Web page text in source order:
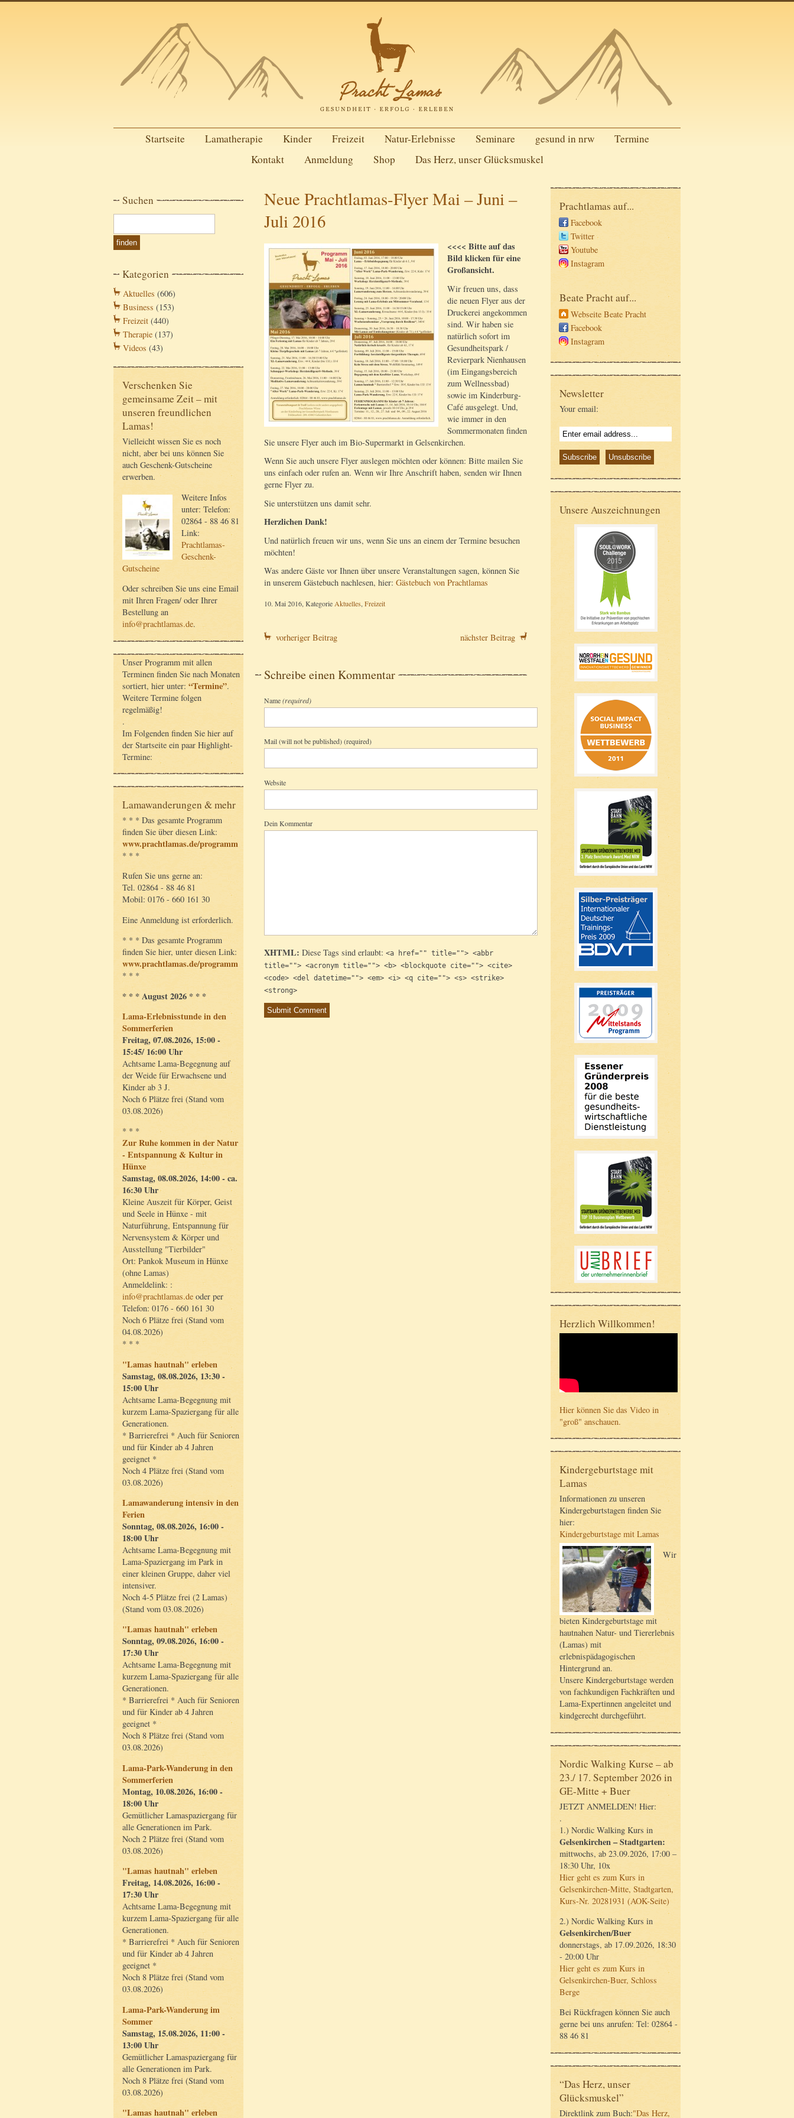
Startseite Lamatherapie Kinder Freizeit Natur-Erlebnisse Seminare gesund in nrw
Termine
Kontakt
Anmeldung Shop Das Herz, unser Glücksmuskel
Suchen
Kategorien
Aktuelles (606)
Business (153)
Freizeit (440)
Therapie (137)
Videos (43)
Verschenken Sie
gemeinsame Zeit – mit
unseren freundlichen
Lamas!
Vielleicht wissen Sie es noch
nicht, aber bei uns können Sie
auch Geschenk-Gutscheine
erwerben.
Weitere Infos
unter: Telefon:
02864 - 88 46 81
Link:
Prachtlamas-
Geschenk-
Gutscheine
Oder schreiben Sie uns eine Email
mit Ihren Fragen/ oder Ihrer
Bestellung an
info@prachtlamas.de.
Unser Programm mit allen
Terminen finden Sie nach Monaten
sortiert, hier unter: “Termine”.
Weitere Termine folgen
regelmäßig!
.
Im Folgenden finden Sie hier auf
der Startseite ein paar Highlight-
Termine:
Lamawanderungen & mehr
* * * Das gesamte Programm
finden Sie über diesen Link:
www.prachtlamas.de/programm
* * *
Rufen Sie uns gerne an:
Tel. 02864 - 88 46 81
Mobil: 0176 - 660 161 30
Eine Anmeldung ist erforderlich.
* * * Das gesamte Programm
finden Sie hier, unter diesen Link:
www.prachtlamas.de/programm
* * *
* * * August 2026 * * *
Lama-Erlebnisstunde in den
Sommerferien
Freitag, 07.08.2026, 15:00 -
15:45/ 16:00 Uhr
Achtsame Lama-Begegnung auf
der Weide für Erwachsene und
Kinder ab 3 J.
Noch 6 Plätze frei (Stand vom
03.08.2026)
* * *
Zur Ruhe kommen in der Natur
- Entspannung & Kultur in
Hünxe
Samstag, 08.08.2026, 14:00 - ca.
16:30 Uhr
Kleine Auszeit für Körper, Geist
und Seele in Hünxe - mit
Naturführung, Entspannung für
Nervensystem & Körper und
Ausstellung "Tierbilder"
Ort: Pankok Museum in Hünxe
(ohne Lamas)
Anmeldelink: :
info@prachtlamas.de oder per
Telefon: 0176 - 660 161 30
Noch 6 Plätze frei (Stand vom
04.08.2026)
* * *
"Lamas hautnah" erleben
Samstag, 08.08.2026, 13:30 -
15:00 Uhr
Achtsame Lama-Begegnung mit
kurzem Lama-Spaziergang für alle
Generationen.
* Barrierefrei * Auch für Senioren
und für Kinder ab 4 Jahren
geeignet *
Noch 4 Plätze frei (Stand vom
03.08.2026)
Lamawanderung intensiv in den
Ferien
Sonntag, 08.08.2026, 16:00 -
18:00 Uhr
Achtsame Lama-Begegnung mit
Lama-Spaziergang im Park in
einer kleinen Gruppe, daher viel
intensiver.
Noch 4-5 Plätze frei (2 Lamas)
(Stand vom 03.08.2026)
"Lamas hautnah" erleben
Sonntag, 09.08.2026, 16:00 -
17:30 Uhr
Achtsame Lama-Begegnung mit
kurzem Lama-Spaziergang für alle
Generationen.
* Barrierefrei * Auch für Senioren
und für Kinder ab 4 Jahren
geeignet *
Noch 8 Plätze frei (Stand vom
03.08.2026)
Lama-Park-Wanderung in den
Sommerferien
Montag, 10.08.2026, 16:00 -
18:00 Uhr
Gemütlicher Lamaspaziergang für
alle Generationen im Park.
Noch 2 Plätze frei (Stand vom
03.08.2026)
"Lamas hautnah" erleben
Freitag, 14.08.2026, 16:00 -
17:30 Uhr
Achtsame Lama-Begegnung mit
kurzem Lama-Spaziergang für alle
Generationen.
* Barrierefrei * Auch für Senioren
und für Kinder ab 4 Jahren
geeignet *
Noch 8 Plätze frei (Stand vom
03.08.2026)
Lama-Park-Wanderung im
Sommer
Samstag, 15.08.2026, 11:00 -
13:00 Uhr
Gemütlicher Lamaspaziergang für
alle Generationen im Park.
Noch 8 Plätze frei (Stand vom
03.08.2026)
"Lamas hautnah" erleben
Neue Prachtlamas-Flyer Mai – Juni –
Juli 2016
<<<< Bitte auf das
Bild klicken für eine
Großansicht.
Wir freuen uns, dass
die neuen Flyer aus der
Druckerei angekommen
sind. Wir haben sie
natürlich sofort im
Gesundheitspark /
Revierpark Nienhausen
(im Eingangsbereich
zum Wellnessbad)
sowie im Kinderburg-
Café ausgelegt. Und,
wie immer in den
Sommermonaten finden
Sie unsere Flyer auch im Bio-Supermarkt in Gelsenkirchen.
Wenn Sie auch unsere Flyer auslegen möchten oder können: Bitte mailen Sie
uns einfach oder rufen an. Wenn wir Ihre Anschrift haben, senden wir Ihnen
gerne Flyer zu.
Sie unterstützen uns damit sehr.
Herzlichen Dank!
Und natürlich freuen wir uns, wenn Sie uns an einem der Termine besuchen
möchten!
Was andere Gäste vor Ihnen über unsere Veranstaltungen sagen, können Sie
in unserem Gästebuch nachlesen, hier: Gästebuch von Prachtlamas
10. Mai 2016, Kategorie Aktuelles Freizeit
vorheriger Beitrag nächster Beitrag
Schreibe einen Kommentar
Name(required)
Mail (will not be published) (required)
Website
Dein Kommentar
XHTML: Diese Tags sind erlaubt: <a href="" title=""> <abbr
title=""> <acronym title=""> <b> <blockquote cite=""> <cite>
<code> <del datetime=""> <em> <i> <q cite=""> <s> <strike>
<strong>
Prachtlamas auf...
Facebook
Twitter
Youtube
Instagram
Beate Pracht auf...
Webseite Beate Pracht
Facebook
Instagram
Newsletter
Your email:
Unsere Auszeichnungen
Herzlich Willkommen!
Hier können Sie das Video in
"groß" anschauen.
Kindergeburtstage mit
Lamas
Informationen zu unseren
Kindergeburtstagen finden Sie
hier:
Kindergeburtstage mit Lamas
Wir
bieten Kindergeburtstage mit
hautnahen Natur- und Tiererlebnis
(Lamas) mit
erlebnispädagogischen
Hintergrund an.
Unsere Kindergeburtstage werden
von fachkundigen Fachkräften und
Lama-Expertinnen angeleitet und
kindgerecht durchgeführt.
Nordic Walking Kurse – ab
23./ 17. September 2026 in
GE-Mitte + Buer
JETZT ANMELDEN! Hier:
.
1.) Nordic Walking Kurs in
Gelsenkirchen – Stadtgarten:
mittwochs, ab 23.09.2026, 17:00 –
18:30 Uhr, 10x
Hier geht es zum Kurs in
Gelsenkirchen-Mitte, Stadtgarten,
Kurs-Nr. 20281931 (AOK-Seite)
2.) Nordic Walking Kurs in
Gelsenkirchen/Buer
donnerstags, ab 17.09.2026, 18:30
- 20:00 Uhr
Hier geht es zum Kurs in
Gelsenkirchen-Buer, Schloss
Berge
Bei Rückfragen können Sie auch
gerne bei uns anrufen: Tel: 02864 -
88 46 81
“Das Herz, unser
Glücksmuskel”
Direktlink zum Buch:"Das Herz,